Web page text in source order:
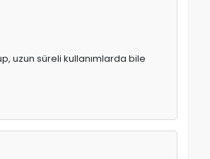
uzun süreli kullanımlarda bile